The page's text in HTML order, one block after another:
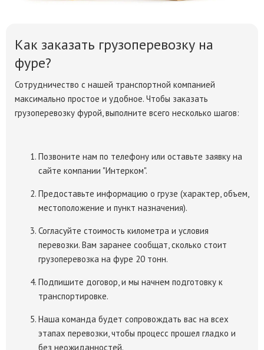
Как заказать грузоперевозку на
фуре?
Сотрудничество с нашей транспортной компанией
максимально простое и удобное. Чтобы заказать
грузоперевозку фурой, выполните всего несколько шагов:
Позвоните нам по телефону или оставьте заявку на
сайте компании "Интерком".
Предоставьте информацию о грузе (характер, объем,
местоположение и пункт назначения).
Согласуйте стоимость километра и условия
перевозки. Вам заранее сообщат, сколько стоит
грузоперевозка на фуре 20 тонн.
Подпишите договор, и мы начнем подготовку к
транспортировке.
Наша команда будет сопровождать вас на всех
этапах перевозки, чтобы процесс прошел гладко и
без неожиданностей.